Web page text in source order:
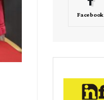
Facebook